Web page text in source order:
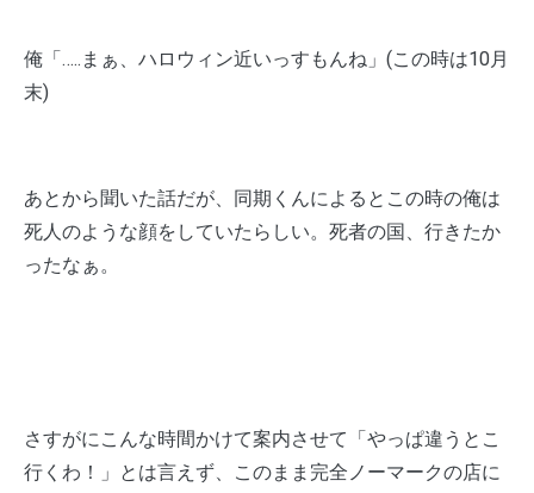
俺「…..まぁ、ハロウィン近いっすもんね」(この時は10月
末)
あとから聞いた話だが、同期くんによるとこの時の俺は
死人のような顔をしていたらしい。死者の国、行きたか
ったなぁ。
さすがにこんな時間かけて案内させて「やっぱ違うとこ
行くわ！」とは言えず、このまま完全ノーマークの店に